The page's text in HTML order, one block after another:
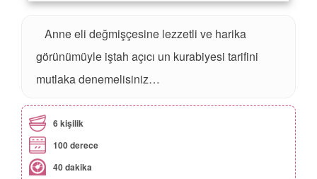
Anne eli değmişçesine lezzetli ve harika
görünümüyle iştah açıcı un kurabiyesi tarifini
mutlaka denemelisiniz…
6 kişilik
100 derece
40 dakika